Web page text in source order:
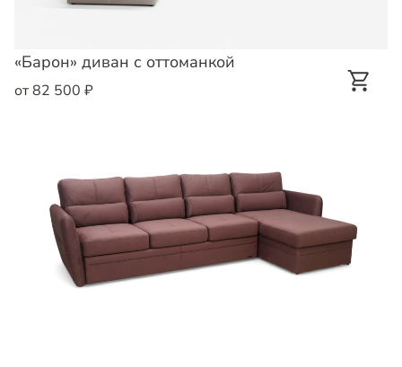
«Барон» диван с оттоманкой
от 82 500 ₽